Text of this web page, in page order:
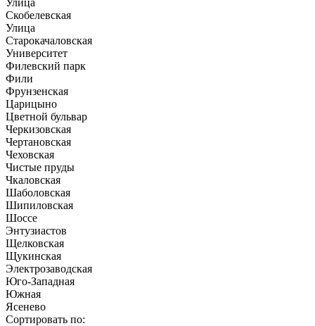
Скобелевская
Улица
Старокачаловская
Университет
Филевский парк
Фили
Фрунзенская
Царицыно
Цветной бульвар
Черкизовская
Чертановская
Чеховская
Чистые пруды
Чкаловская
Шаболовская
Шипиловская
Шоссе
Энтузиастов
Щелковская
Щукинская
Электрозаводская
Юго-Западная
Южная
Ясенево
Сортировать по: